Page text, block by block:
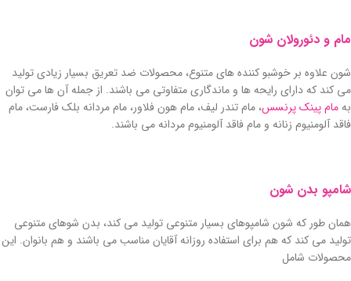
مام و دئورولان شون
شون علاوه بر خوشبو کننده های متنوع، محصولات ضد تعریق بسیار زیادی تولید
می کند که دارای رایحه ها و ماندگاری متفاوتی می باشند. از جمله آن ها می توان
بهمام پینک پرنسس، مام تندر لیف، مام هون فلاور، مام مردانه بلک فارست، مام
فاقد آلومنیوم زنانه و مام فاقد آلومنیوم مردانه می باشند.
شامپو بدن شون
همان طور که شون شامپوهای بسیار متنوعی تولید می کند، بدن شوهای متنوعی
تولید می کند که هم برای استفاده روزانه آقایان مناسب می باشند و هم بانوان. این
محصولات شامل